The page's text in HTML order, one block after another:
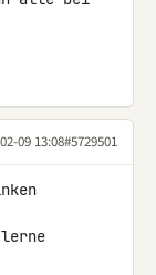
09 13:08#5729501